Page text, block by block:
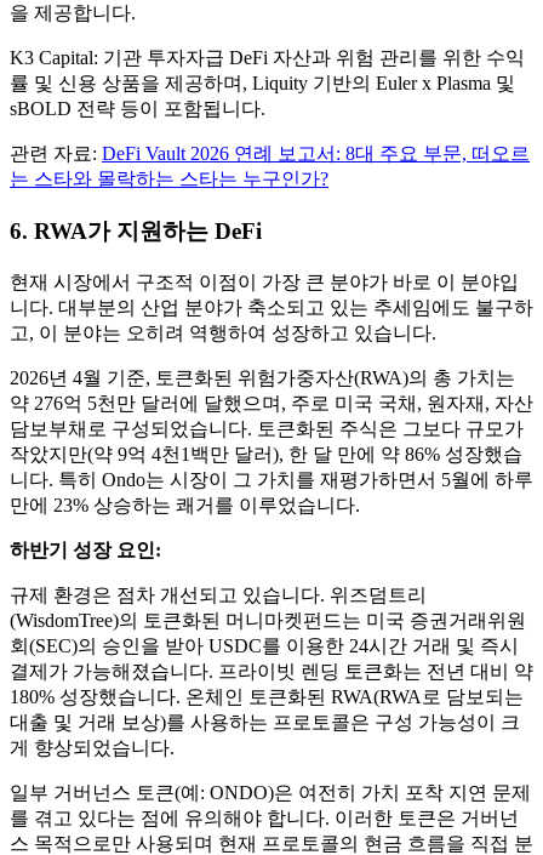
을 제공합니다.
K3 Capital: 기관 투자자급 DeFi 자산과 위험 관리를 위한 수익
률 및 신용 상품을 제공하며, Liquity 기반의 Euler x Plasma 및
sBOLD 전략 등이 포함됩니다.
관련 자료: DeFi Vault 2026 연례 보고서: 8대 주요 부문, 떠오르
는 스타와 몰락하는 스타는 누구인가?
6. RWA가 지원하는 DeFi
현재 시장에서 구조적 이점이 가장 큰 분야가 바로 이 분야입
니다. 대부분의 산업 분야가 축소되고 있는 추세임에도 불구하
고, 이 분야는 오히려 역행하여 성장하고 있습니다.
2026년 4월 기준, 토큰화된 위험가중자산(RWA)의 총 가치는
약 276억 5천만 달러에 달했으며, 주로 미국 국채, 원자재, 자산
담보부채로 구성되었습니다. 토큰화된 주식은 그보다 규모가
작았지만(약 9억 4천1백만 달러), 한 달 만에 약 86% 성장했습
니다. 특히 Ondo는 시장이 그 가치를 재평가하면서 5월에 하루
만에 23% 상승하는 쾌거를 이루었습니다.
하반기 성장 요인:
규제 환경은 점차 개선되고 있습니다. 위즈덤트리
(WisdomTree)의 토큰화된 머니마켓펀드는 미국 증권거래위원
회(SEC)의 승인을 받아 USDC를 이용한 24시간 거래 및 즉시
결제가 가능해졌습니다. 프라이빗 렌딩 토큰화는 전년 대비 약
180% 성장했습니다. 온체인 토큰화된 RWA(RWA로 담보되는
대출 및 거래 보상)를 사용하는 프로토콜은 구성 가능성이 크
게 향상되었습니다.
일부 거버넌스 토큰(예: ONDO)은 여전히 ​​가치 포착 지연 문제
를 겪고 있다는 점에 유의해야 합니다. 이러한 토큰은 거버넌
스 목적으로만 사용되며 현재 프로토콜의 현금 흐름을 직접 분